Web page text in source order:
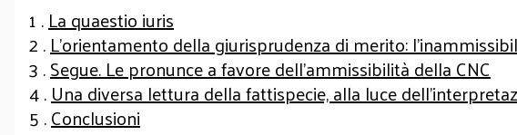
1 .La quaestio iuris
2 .L'orientamento della giurisprudenza di merito:
3 .Segue. Le pronunce a favore dell'ammissibilità della CNC
4 .Una diversa lettura della fattispecie, alla luce
5 .Conclusioni